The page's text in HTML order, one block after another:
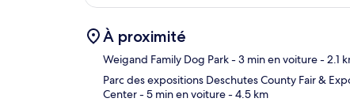
À proximité
Weigand Family Dog Park- 3 min en voiture- 2.1
Parc des expositions Deschutes County Fair &
Center- 5 min en voiture- 4.5 km